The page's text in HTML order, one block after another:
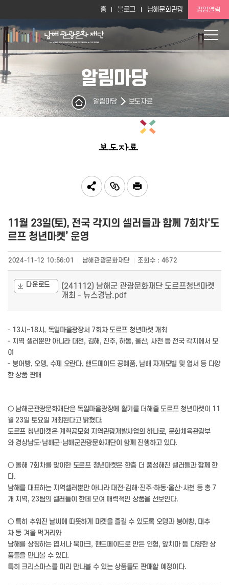
홈 블로그 남해문화관광 팝업열림
알림마당
알림마당 보도자료
보도자료
11월 23일(토), 전국 각지의 셀러들과 함께 7회차‘도
르프 청년마켓’ 운영
2024-11-12 10:56:01 남해관광문화재단 조회수 : 4672
다운로드
(241112) 남해군 관광문화재단 도르프청년마켓
개최 - 뉴스경남.pdf
- 13시~18시, 독일마을광장서 7회차 도르프 청년마켓 개최
- 지역 셀러뿐만 아니라 대전, 김해, 진주, 하동, 울산, 사천 등 전국 각지에서 모
여
- 붕어빵, 오뎅, 수제 오란다, 핸드메이드 공예품, 남해 자개모빌 및 엽서 등 다양
한 상품 판매
○ 남해군관광문화재단은 독일마을광장에 활기를 더해줄 도르프 청년마켓이 11
월 23일 토요일 개최된다고 밝혔다.
도르프 청년마켓은 계획공모형 지역관광개발사업의 하나로, 문화체육관광부
와 경상남도·남해군·남해군관광문화재단이 함께 진행하고 있다.
○ 올해 7회차를 맞이한 도르프 청년마켓은 한층 더 풍성해진 셀러들과 함께 한
다.
남해를 대표하는 지역셀러뿐만 아니라 대전·김해·진주·하동·울산·사천 등 총 7
개 지역, 23팀의 셀러들이 한데 모여 매력적인 상품을 선보인다.
○ 특히 추워진 날씨에 따뜻하게 마켓을 즐길 수 있도록 오뎅과 붕어빵, 대추
차 등 겨울 먹거리와
남해를 상징하는 엽서나 북마크, 핸드메이드로 만든 인형, 앞치마 등 다양한 상
품들을 만나볼 수 있다.
특히 크리스마스를 미리 만나볼 수 있는 상품들도 판매할 예정이다.